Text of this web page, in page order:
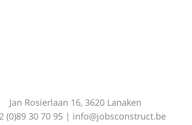
Jan Rosierlaan 16, 3620 Lanaken
(0)89 30 70 95 | info@jobsconstruct.be